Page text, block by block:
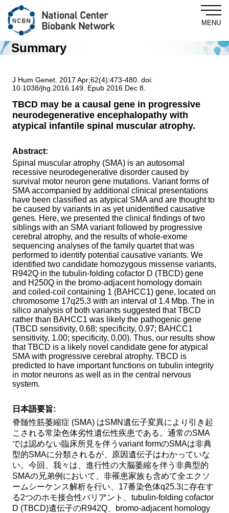
MENU
About NCBN
For Researchers
NewsLetter
News & Topics
Find Samples Method of provision
Q&A Access
関連サイト Contact Us
ENGLISH
Summary
J Hum Genet. 2017 Apr;62(4):473-480. doi:
10.1038/jhg.2016.149. Epub 2016 Dec 8.
TBCD may be a causal gene in progressive
neurodegenerative encephalopathy with
atypical infantile spinal muscular atrophy.
Abstract:
Spinal muscular atrophy (SMA) is an autosomal
recessive neurodegenerative disorder caused by
survival motor neuron gene mutations. Variant forms of
SMA accompanied by additional clinical presentations
have been classified as atypical SMA and are thought to
be caused by variants in as yet unidentified causative
genes. Here, we presented the clinical findings of two
siblings with an SMA variant followed by progressive
cerebral atrophy, and the results of whole-exome
sequencing analyses of the family quartet that was
performed to identify potential causative variants. We
identified two candidate homozygous missense variants,
R942Q in the tubulin-folding cofactor D (TBCD) gene
and H250Q in the bromo-adjacent homology domain
and coiled-coil containing 1 (BAHCC1) gene, located on
chromosome 17q25.3 with an interval of 1.4 Mbp. The in
silico analysis of both variants suggested that TBCD
rather than BAHCC1 was likely the pathogenic gene
(TBCD sensitivity, 0.68; specificity, 0.97; BAHCC1
sensitivity, 1.00; specificity, 0.00). Thus, our results show
that TBCD is a likely novel candidate gene for atypical
SMA with progressive cerebral atrophy. TBCD is
predicted to have important functions on tubulin integrity
in motor neurons as well as in the central nervous
system.
日本語要旨:
脊髄性筋萎縮症 (SMA) はSMN遺伝子変異により引き起
こされる常染色体劣性遺伝性疾患である。通常のSMA
では認めない臨床所見を伴うvariant formのSMAは非典
型的SMAに分類されるが、原因遺伝子はわかっていな
い。今回、我々は、進行性の大脳萎縮を伴う非典型的
SMAの兄弟例において、非罹患家族も含めて全エクソ
ームシーケンス解析を行い、17番染色体q25.3に存在す
る2つのホモ接合性バリアント、tubulin-folding cofactor
D (TBCD)遺伝子のR942Q、bromo-adjacent homology